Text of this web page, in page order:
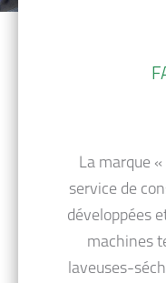
La marque «
service de
développées
machines
laveuses-